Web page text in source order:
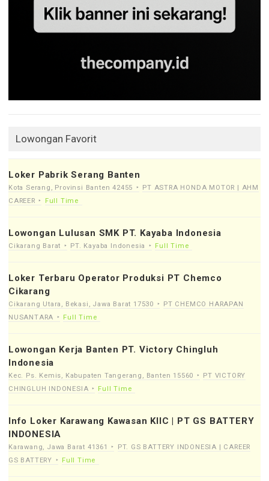
Lowongan Favorit
Loker Pabrik Serang Banten
Kota Serang, Provinsi Banten 42455
PT ASTRA HONDA MOTOR | AHM
CAREER
Full Time
Lowongan Lulusan SMK PT. Kayaba Indonesia
Cikarang Barat PT. Kayaba Indonesia Full Time
Loker Terbaru Operator Produksi PT Chemco
Cikarang
Cikarang Utara, Bekasi, Jawa Barat 17530
PT CHEMCO HARAPAN
NUSANTARA
Full Time
Lowongan Kerja Banten PT. Victory Chingluh
Indonesia
Kec. Ps. Kemis, Kabupaten Tangerang, Banten 15560
PT VICTORY
CHINGLUH INDONESIA
Full Time
Info Loker Karawang Kawasan KIIC | PT GS BATTERY
INDONESIA
Karawang, Jawa Barat 41361
PT. GS BATTERY INDONESIA | CAREER
GS BATTERY
Full Time